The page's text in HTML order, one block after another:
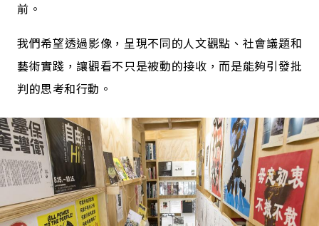
前。
我們希望透過影像，呈現不同的人文觀點、社會議題和
藝術實踐，讓觀看不只是被動的接收，而是能夠引發批
判的思考和行動。